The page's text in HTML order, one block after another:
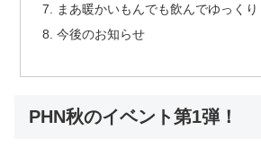
まあ暖かいもんでも飲んでゆっく
今後のお知らせ
PHN秋のイベント第1弾！